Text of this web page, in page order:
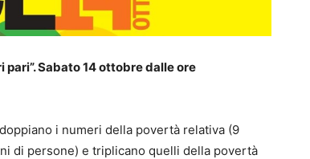
Sabato 14 ottobre dalle ore
i numeri della povertà relativa (9
di persone) e triplicano quelli della povertà